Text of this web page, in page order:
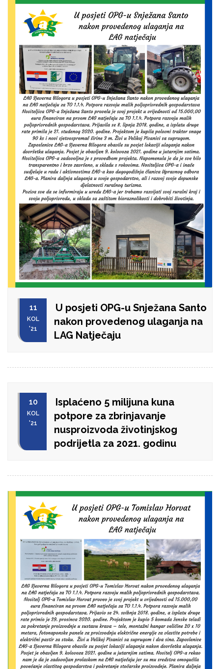
11
KOL
'21
U posjeti OPG-u Snježana Santo
nakon provedenog ulaganja na
LAG Natječaju
10
KOL
'21
Isplaćeno 5 milijuna kuna
potpore za zbrinjavanje
nusproizvoda životinjskog
podrijetla za 2021. godinu